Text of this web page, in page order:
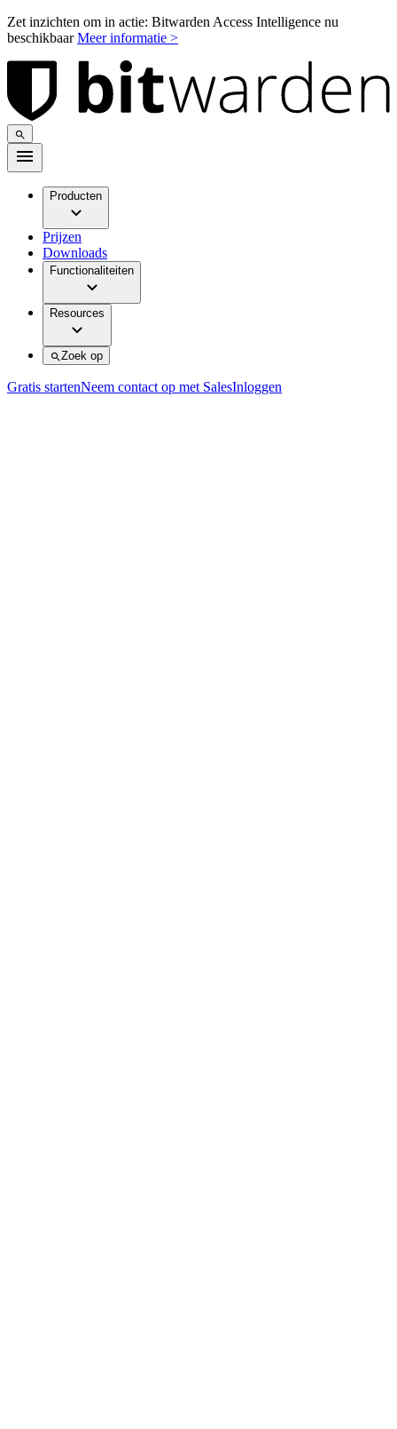
Zet inzichten om in actie: Bitwarden Access Intelligence nu
beschikbaarMeer informatie >
Producten
Prijzen
Downloads
Functionaliteiten
Resources
Zoek op
Gratis startenNeem contact op met SalesInloggen